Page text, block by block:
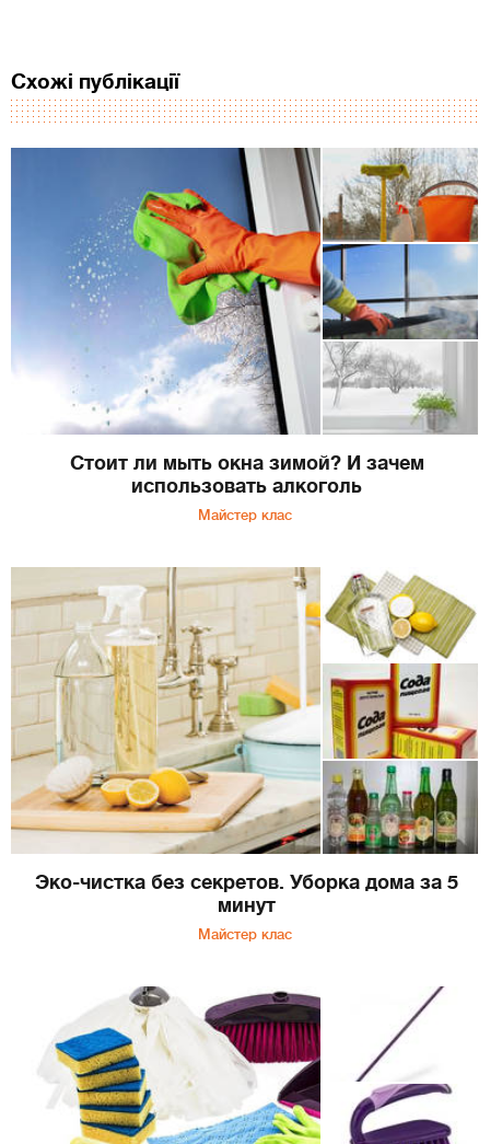
Схожі публікації
Стоит ли мыть окна зимой? И зачем
использовать алкоголь
Майстер клас
Эко-чистка без секретов. Уборка дома за 5
минут
Майстер клас